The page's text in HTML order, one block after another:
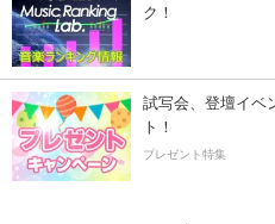
ク！
試写会、登壇イベ
ト！
プレゼント特集